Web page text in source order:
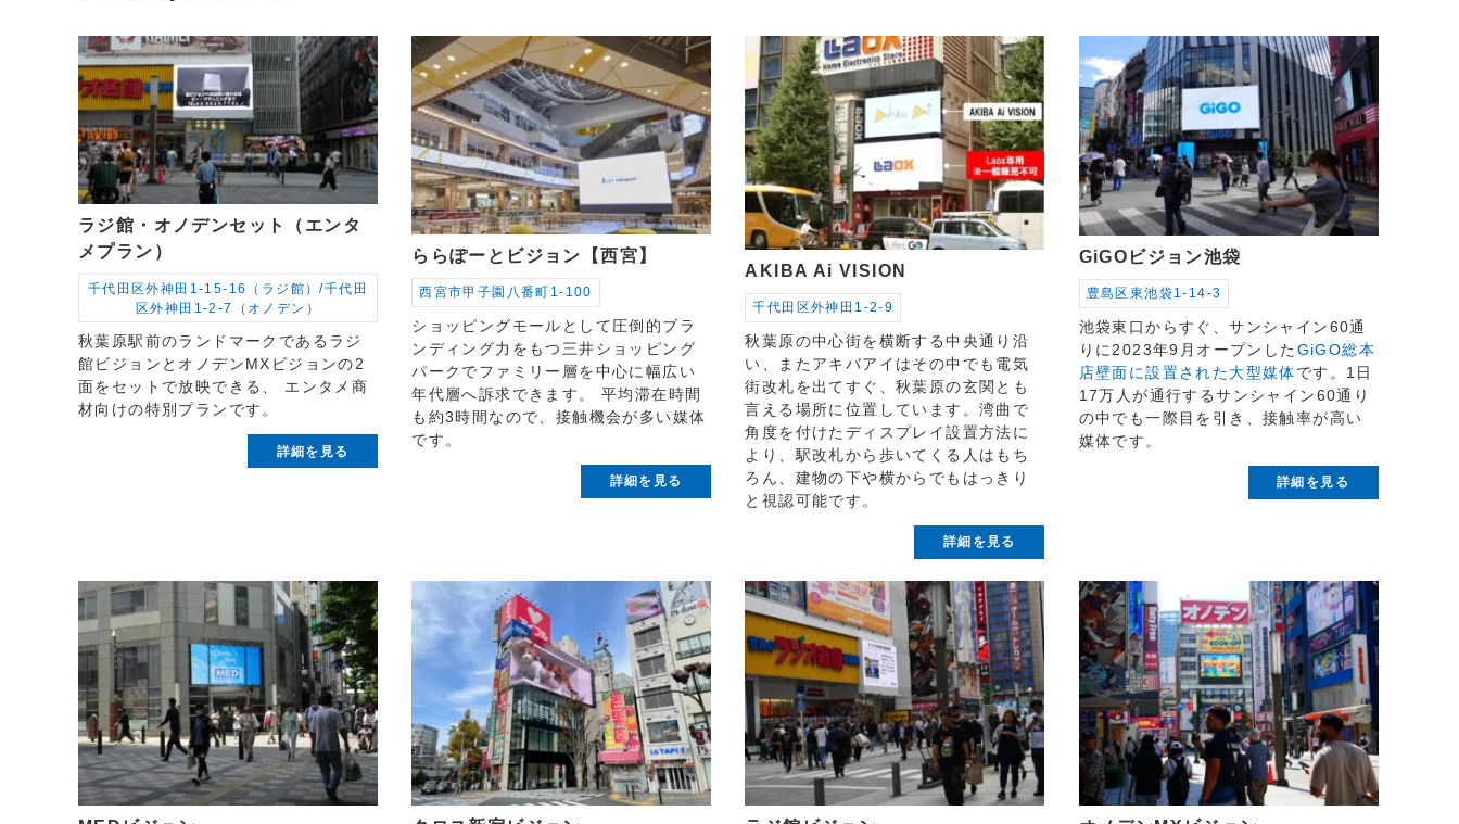
ラジ館・オノデンセット（エンタ
メプラン）
千代田区外神田1-15-16（ラジ館）/千代田
区外神田1-2-7（オノデン）
秋葉原駅前のランドマークであるラジ
館ビジョンとオノデンMXビジョンの2
面をセットで放映できる、 エンタメ商
材向けの特別プランです。
詳細を見る
ららぽーとビジョン【西宮】
西宮市甲子園八番町1-100
ショッピングモールとして圧倒的ブラ
ンディング力をもつ三井ショッピング
パークでファミリー層を中心に幅広い
年代層へ訴求できます。 平均滞在時間
も約3時間なので、接触機会が多い媒体
です。
詳細を見る
AKIBA Ai VISION
千代田区外神田1-2-9
秋葉原の中心街を横断する中央通り沿
い、またアキバアイはその中でも電気
街改札を出てすぐ、秋葉原の玄関とも
言える場所に位置しています。湾曲で
角度を付けたディスプレイ設置方法に
より、駅改札から歩いてくる人はもち
ろん、建物の下や横からでもはっきり
と視認可能です。
詳細を見る
GiGOビジョン池袋
豊島区東池袋1-14-3
池袋東口からすぐ、サンシャイン60通
りに2023年9月オープンした GiGO総本
店壁面に設置された大型媒体です。1日
17万人が通行するサンシャイン60通り
の中でも一際目を引き、接触率が高い
媒体です。
詳細を見る